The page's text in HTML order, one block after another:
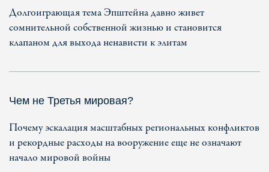
Долгоиграющая тема Эпштейна давно живет
сомнительной собственной жизнью и становится
клапаном для выхода ненависти к элитам
Чем не Третья мировая?
Почему эскалация масштабных региональных конфликтов
и рекордные расходы на вооружение еще не означают
начало мировой войны